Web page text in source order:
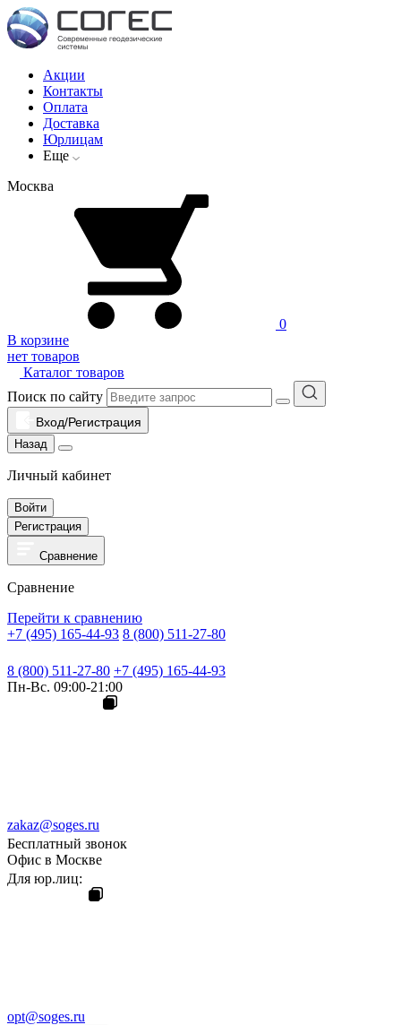
Акции
Контакты
Оплата
Доставка
Юрлицам
Еще
Москва
0
В корзине
нет товаров
Каталог товаров
Поиск по сайту
Вход/Регистрация
Назад
Личный кабинет
Войти
Регистрация
Сравнение
Сравнение
Перейти к сравнению
+7 (495) 165-44-93 8 (800) 511-27-80
8 (800) 511-27-80 +7 (495) 165-44-93
Пн-Вс. 09:00-21:00
zakaz@soges.ru
Бесплатный звонок
Офис в Москве
Для юр.лиц:
opt@soges.ru